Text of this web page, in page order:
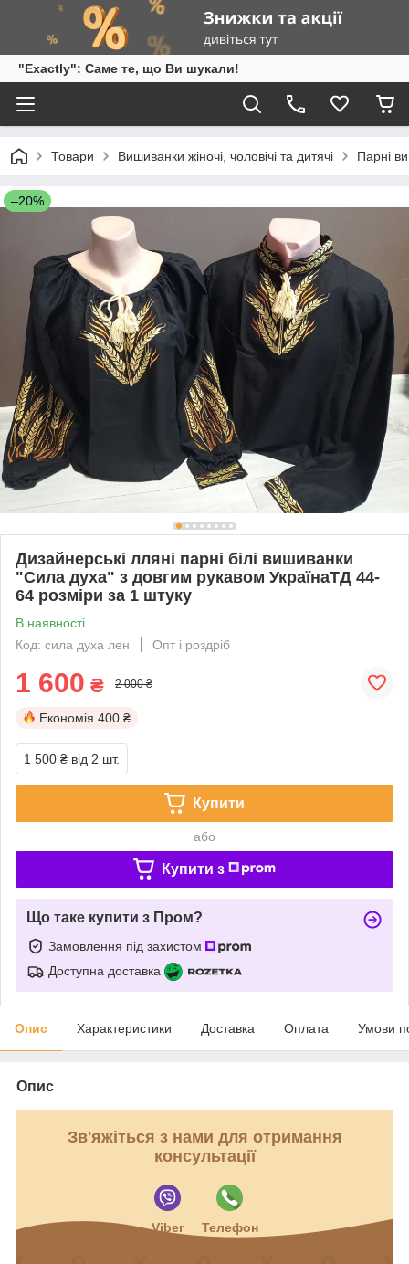
"Exactly": Саме те, що Ви шукали!
Товари Вишиванки жіночі, чоловічі та дитячі Парні
–20%
Дизайнерські лляні парні білі вишиванки
"Сила духа" з довгим рукавом УкраїнаТД 44-
64 розміри за 1 штуку
В наявності
Код: сила духа лен
Опт і роздріб
1 600 ₴ 2 000 ₴
Економія 400 ₴
1 500 ₴ від 2 шт.
Купити
або
Купити з
Що таке купити з Пром?
Замовлення під захистом
Доступна доставка
Опис Характеристики Доставка Оплата Умови
Опис
Зв'яжіться з нами для отримання
консультації
Viber Телефон